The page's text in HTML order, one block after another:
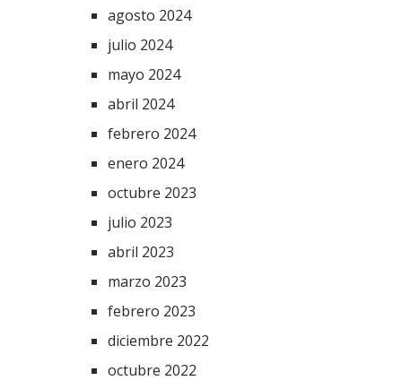
agosto 2024
julio 2024
mayo 2024
abril 2024
febrero 2024
enero 2024
octubre 2023
julio 2023
abril 2023
marzo 2023
febrero 2023
diciembre 2022
octubre 2022